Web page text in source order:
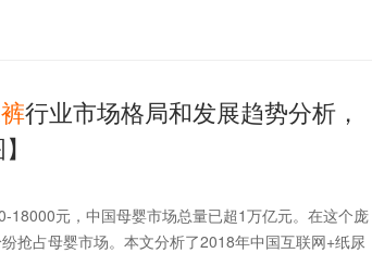
裤行业市场格局和发展趋势分析，
18000元，中国母婴市场总量已超1万亿元。在这个庞
抢占母婴市场。本文分析了2018年中国互联网+纸尿